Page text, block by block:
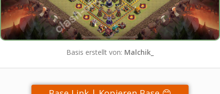
Basis erstellt von: Malchik_